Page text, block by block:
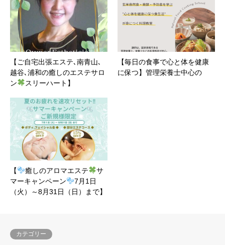
【ご自宅出張エステ､南青山､
越谷､浦和の癒しのエステサロ
ン
スリーハート】
【毎日の食事で心と体を健康
に保つ】管理栄養士中心の
【 癒しのアロマエステ
サ
マーキャンペーン
7月1日
（火）～8月31日（日）まで】
カテゴリー